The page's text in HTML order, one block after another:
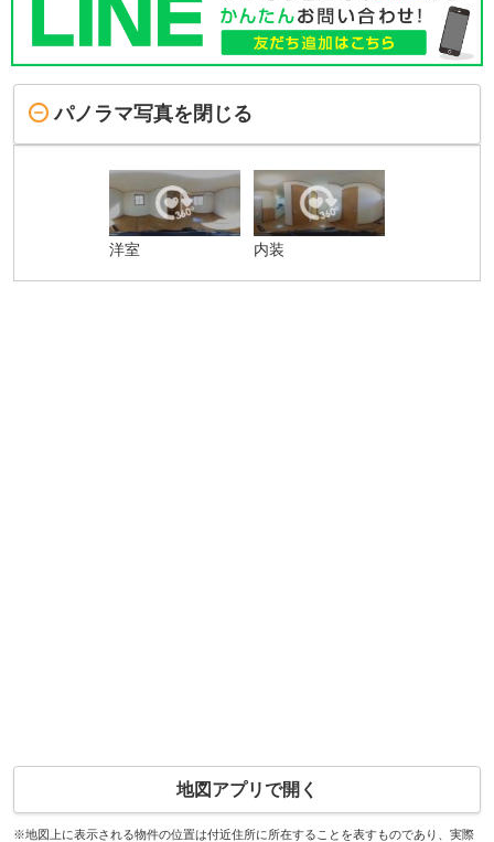
パノラマ写真を閉じる
洋室 内装
地図アプリで開く
※地図上に表示される物件の位置は付近住所に所在することを表すものであり、実際